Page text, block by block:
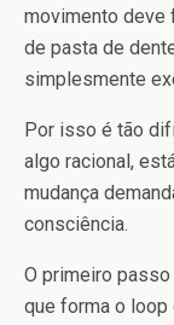
movimento deve
de pasta de
simplesmente
Por isso é tão
algo racional,
mudança
consciência.
O primeiro
que forma o loop